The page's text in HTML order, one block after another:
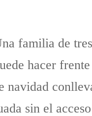
familia de
hacer
sin el